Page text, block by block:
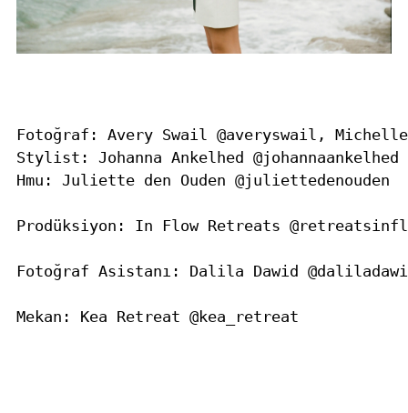
Fotoğraf: Avery Swail @averyswail,
Stylist: Johanna Ankelhed @johannaankelhed
Hmu: Juliette den Ouden @juliettedenouden
Prodüksiyon: In Flow Retreats
Fotoğraf Asistanı: Dalila Dawid
Mekan: Kea Retreat @kea_retreat